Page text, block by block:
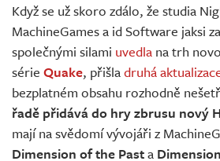
Když se už skoro zdálo, že studia
MachineGames a id Software jaksi
společnými silami uvedla na trh
série Quake, přišladruhá
bezplatném obsahu rozhodně
řadě přidává do hry zbrusu nový
mají na svědomí vývojáři z
Dimension of the Pasta